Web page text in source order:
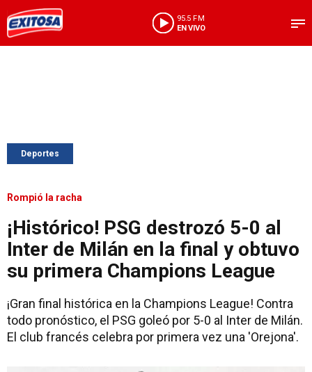
95.5 FM
EN VIVO
Deportes
Rompió la racha
¡Histórico! PSG destrozó 5-0 al
Inter de Milán en la final y obtuvo
su primera Champions League
¡Gran final histórica en la Champions League! Contra
todo pronóstico, el PSG goleó por 5-0 al Inter de Milán.
El club francés celebra por primera vez una 'Orejona'.